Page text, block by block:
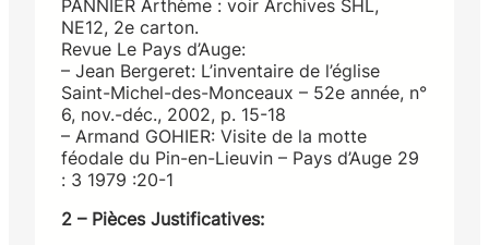
PANNIER Arthème : voir Archives SHL,
NE12, 2e carton.
Revue Le Pays d’Auge:
– Jean Bergeret: L’inventaire de l’église
Saint-Michel-des-Monceaux – 52e année, n°
6, nov.-déc., 2002, p. 15-18
– Armand GOHIER: Visite de la motte
féodale du Pin-en-Lieuvin – Pays d’Auge 29
: 3 1979 :20-1
2 – Pièces Justificatives: